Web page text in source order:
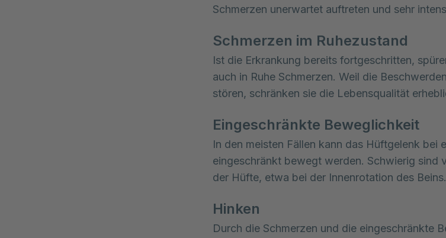
Schmerzen unerwartet auftreten und sehr
Schmerzen im Ruhezustand
Ist die Erkrankung bereits fortgeschritten,
auch in Ruhe Schmerzen. Weil die
stören, schränken sie die Lebensqualität
Eingeschränkte Beweglichkeit
In den meisten Fällen kann das Hüftgelenk bei
eingeschränkt bewegt werden. Schwierig sind
der Hüfte, etwa bei der Innenrotation des Beins.
Hinken
Durch die Schmerzen und die eingeschränkte